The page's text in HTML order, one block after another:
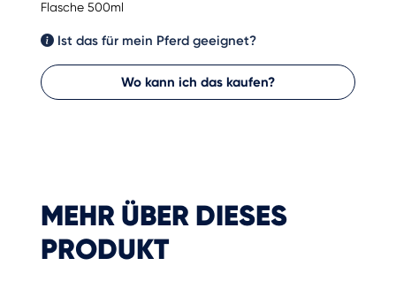
Flasche 500ml
Ist das für mein Pferd geeignet?
Wo kann ich das kaufen?
MEHR ÜBER DIESES
PRODUKT